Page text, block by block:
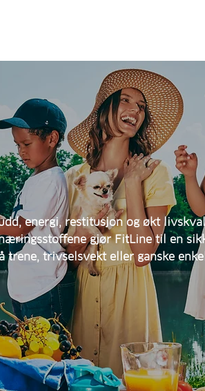
energi, restitusjon og økt
gjør FitLine til en
trene, trivselsvekt eller ganske